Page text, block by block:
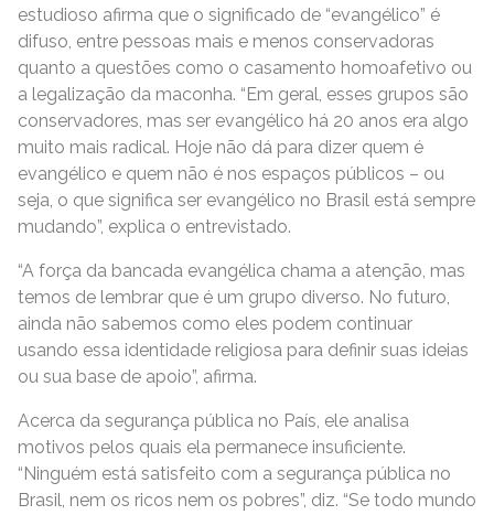
estudioso afirma que o significado de “evangélico” é
difuso, entre pessoas mais e menos conservadoras
quanto a questões como o casamento homoafetivo ou
a legalização da maconha. “Em geral, esses grupos são
conservadores, mas ser evangélico há 20 anos era algo
muito mais radical. Hoje não dá para dizer quem é
evangélico e quem não é nos espaços públicos – ou
seja, o que significa ser evangélico no Brasil está sempre
mudando”, explica o entrevistado.
“A força da bancada evangélica chama a atenção, mas
temos de lembrar que é um grupo diverso. No futuro,
ainda não sabemos como eles podem continuar
usando essa identidade religiosa para definir suas ideias
ou sua base de apoio”, afirma.
Acerca da segurança pública no País, ele analisa
motivos pelos quais ela permanece insuficiente.
“Ninguém está satisfeito com a segurança pública no
Brasil, nem os ricos nem os pobres”, diz. “Se todo mundo